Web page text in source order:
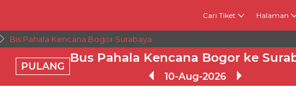
Cari Tiket Halaman
Bis Pahala Kencana Bogor Surabaya
PULANG
Bus Pahala Kencana Bogor ke
10-Aug-2026